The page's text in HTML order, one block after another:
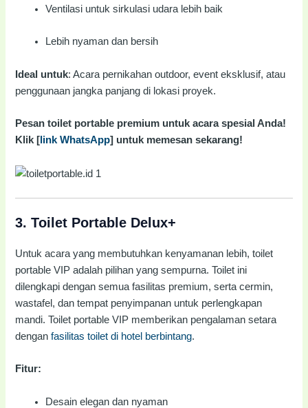
Ventilasi untuk sirkulasi udara lebih baik
Lebih nyaman dan bersih
Ideal untuk: Acara pernikahan outdoor, event eksklusif, atau
penggunaan jangka panjang di lokasi proyek.
Pesan toilet portable premium untuk acara spesial Anda!
Klik [ link WhatsApp] untuk memesan sekarang!
3.Toilet Portable Delux+
Untuk acara yang membutuhkan kenyamanan lebih, toilet
portable VIP adalah pilihan yang sempurna. Toilet ini
dilengkapi dengan semua fasilitas premium, serta cermin,
wastafel, dan tempat penyimpanan untuk perlengkapan
mandi. Toilet portable VIP memberikan pengalaman setara
denganfasilitas toilet di hotel berbintang.
Fitur:
Desain elegan dan nyaman